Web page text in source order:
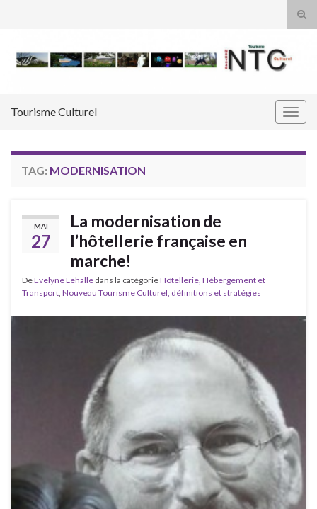
Tourisme Culturel
TAG: MODERNISATION
MAI
27
La modernisation de
l’hôtellerie française en
marche!
DeEvelyne Lehalle dans la catégorieHôtellerie, Hébergement et
Transport, Nouveau Tourisme Culturel, définitions et stratégies